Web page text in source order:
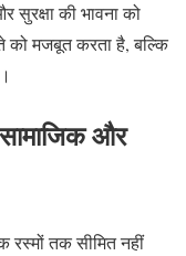
सुरक्षा की भावना को
को मजबूत करता है, बल्कि
और
रस्मों तक सीमित नहीं